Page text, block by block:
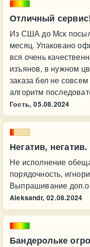
Отличный
Из США до Мск
месяц. Упаковано
вся очень
изъянов, в нужном
заказа бел не
алгоритм
Гость, 05.08.2024
Негатив, негатив.
Не исполнение
порядочность,
Выпрашивание
Aleksandr, 02.08.2024
Бандерольке